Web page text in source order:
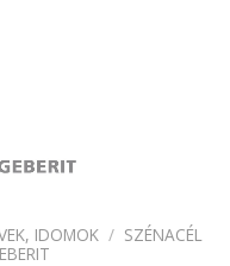
IDOMOK / SZÉNACÉL